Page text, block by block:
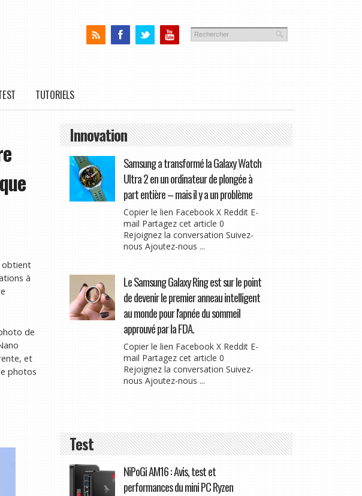
TUTORIELS
obtient
à
de
et
photos
Innovation
Samsung a transformé la Galaxy Watch
Ultra 2 en un ordinateur de plongée à
part entière – mais il y a un problème
Copier le lien Facebook X Reddit E-
mail Partagez cet article 0
Rejoignez la conversation Suivez-
nous Ajoutez-nous ...
Le Samsung Galaxy Ring est sur le point
de devenir le premier anneau intelligent
au monde pour l'apnée du sommeil
approuvé par la FDA.
Copier le lien Facebook X Reddit E-
mail Partagez cet article 0
Rejoignez la conversation Suivez-
nous Ajoutez-nous ...
Test
NiPoGi AM16 : Avis, test et
performances du mini PC Ryzen